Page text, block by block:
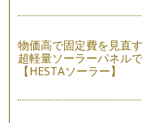
お外に出ると、キーー
ね。 風邪やインフル
わたしは大の犬好き
物価高で固定費を見直
超軽量ソーラーパネル
【HESTAソーラー】